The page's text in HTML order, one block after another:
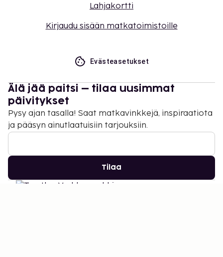
Lahjakortti
Kirjaudu sisään matkatoimistoille
Evästeasetukset
Älä jää paitsi – tilaa uusimmat
päivitykset
Pysy ajan tasalla! Saat matkavinkkejä, inspiraatiota
ja pääsyn ainutlaatuisiin tarjouksiin.
Tilaa